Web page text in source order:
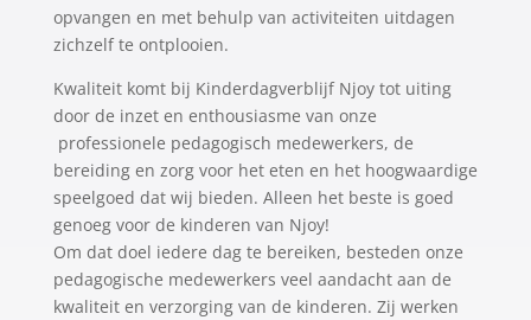
opvangen en met behulp van activiteiten uitdagen
zichzelf te ontplooien.
Kwaliteit komt bij Kinderdagverblijf Njoy tot uiting
door de inzet en enthousiasme van onze
professionele pedagogisch medewerkers, de
bereiding en zorg voor het eten en het hoogwaardige
speelgoed dat wij bieden. Alleen het beste is goed
genoeg voor de kinderen van Njoy!
Om dat doel iedere dag te bereiken, besteden onze
pedagogische medewerkers veel aandacht aan de
kwaliteit en verzorging van de kinderen. Zij werken